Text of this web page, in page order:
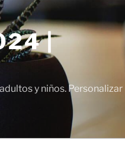
|
y niños. Personalizar